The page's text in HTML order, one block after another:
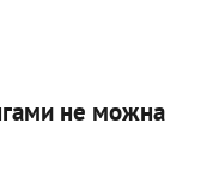
не можна